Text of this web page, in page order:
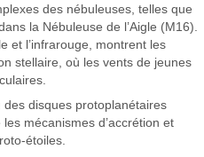
des nébuleuses, telles que
la Nébuleuse de l’Aigle (M16).
et l’infrarouge, montrent les
stellaire, où les vents de jeunes
des disques protoplanétaires
mécanismes d’accrétion et
étoiles.